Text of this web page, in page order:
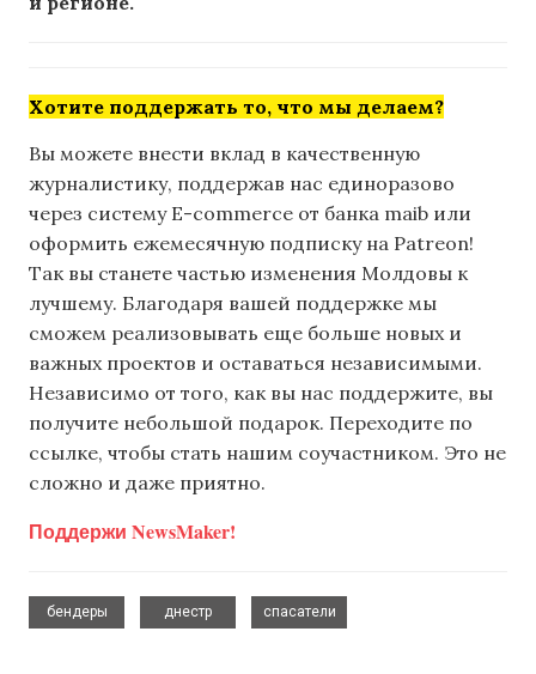
Хотите поддержать то, что мы делаем?
Вы можете внести вклад в качественную
журналистику, поддержав нас единоразово
через систему E-commerce от банка maib или
оформить ежемесячную подписку на Patreon!
Так вы станете частью изменения Молдовы к
лучшему. Благодаря вашей поддержке мы
сможем реализовывать еще больше новых и
важных проектов и оставаться независимыми.
Независимо от того, как вы нас поддержите, вы
получите небольшой подарок. Переходите по
ссылке, чтобы стать нашим соучастником. Это не
сложно и даже приятно.
Поддержи NewsMaker!
бендеры
днестр
спасатели